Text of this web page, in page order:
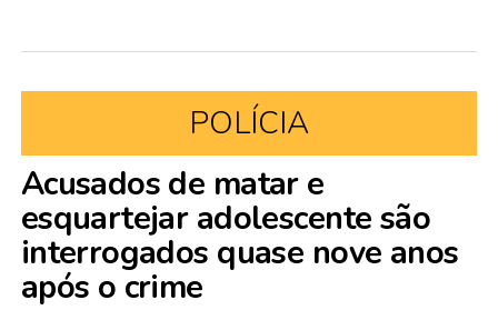
POLÍCIA
Acusados de matar e
esquartejar adolescente são
interrogados quase nove anos
após o crime